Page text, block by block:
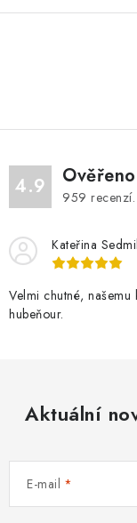
á
d
a
c
p
v
k
s
4.9 959 recenzí.
Kateřina
Velmi chutné,
hubeňour.
Aktuální
E-mail